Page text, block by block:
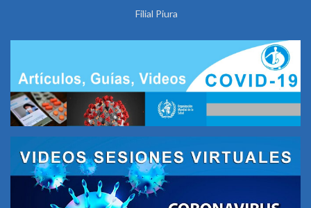
Filial Piura